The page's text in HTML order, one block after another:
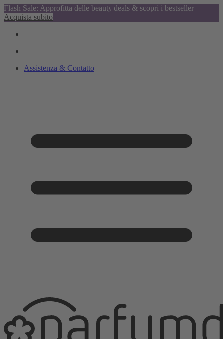
Flash Sale: Approfitta delle beauty deals & scopri i bestseller
Acquista subito
Assistenza & Contatto